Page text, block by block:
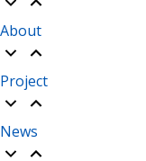
About
Project
News